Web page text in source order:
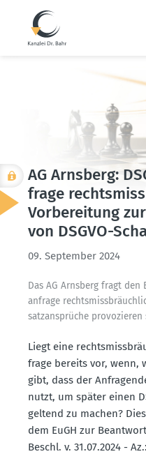
AG Arnsberg:
frage
Vorbe­reitung
von DSGVO-
09. September 2024
Das AG Arnsberg fragt den
an­frage
satz­an­sprüche provo­zieren
Liegt eine
frage bereits vor, wenn,
gibt, dass der
nutzt, um später einen
geltend zu machen?
dem EuGH zur
Beschl. v. 31.07.2024 -